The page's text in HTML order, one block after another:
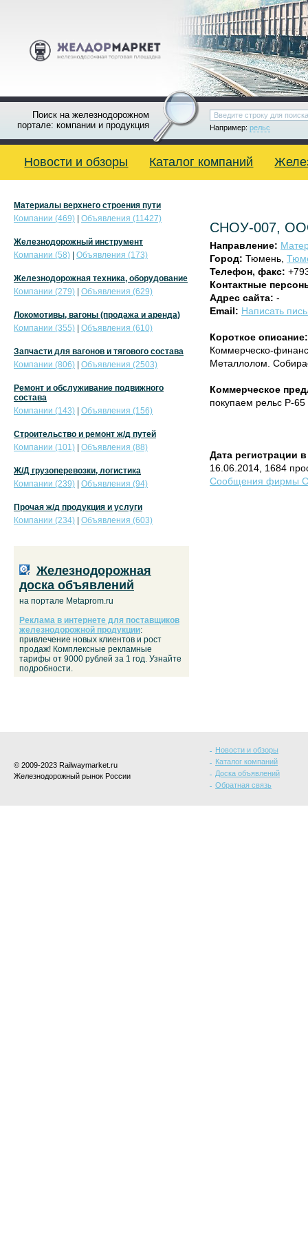
Поиск на железнодорожном
портале: компании и продукция
Например: рельс
Новости и обзоры Каталог компаний
СНОУ-007,
Направление:
Город: Тюмень,
Телефон, факс:
Контактные
Адрес сайта: -
Email: Написать
Короткое описание:
Коммерческо-
Металлолом.
Коммерческое
покупаем рельс Р-65
Дата регистрации в
16.06.2014, 1684
Сообщения фирмы
Материалы верхнего строения пути
Компании (469)
Объявления (11427)
Железнодорожный инструмент
Компании (58)
Объявления (173)
Железнодорожная техника, оборудование
Компании (279)
Объявления (629)
Локомотивы, вагоны (продажа и аренда)
Компании (355)
Объявления (610)
Запчасти для вагонов и тягового состава
Компании (806)
Объявления (2503)
Ремонт и обслуживание подвижного
состава
Компании (143)
Объявления (156)
Строительство и ремонт ж/д путей
Компании (101)
Объявления (88)
Ж/Д грузоперевозки, логистика
Компании (239)
Объявления (94)
Прочая ж/д продукция и услуги
Компании (234)
Объявления (603)
Железнодорожная
доска объявлений
на портале Metaprom.ru
Реклама в интернете для поставщиков
железнодорожной продукции:
привлечение новых клиентов и рост
продаж! Комплексные рекламные
тарифы от 9000 рублей за 1 год. Узнайте
подробности.
© 2009-2023 Railwaymarket.ru
Железнодорожный рынок России
Новости и обзоры
Каталог компаний
Доска объявлений
Обратная связь